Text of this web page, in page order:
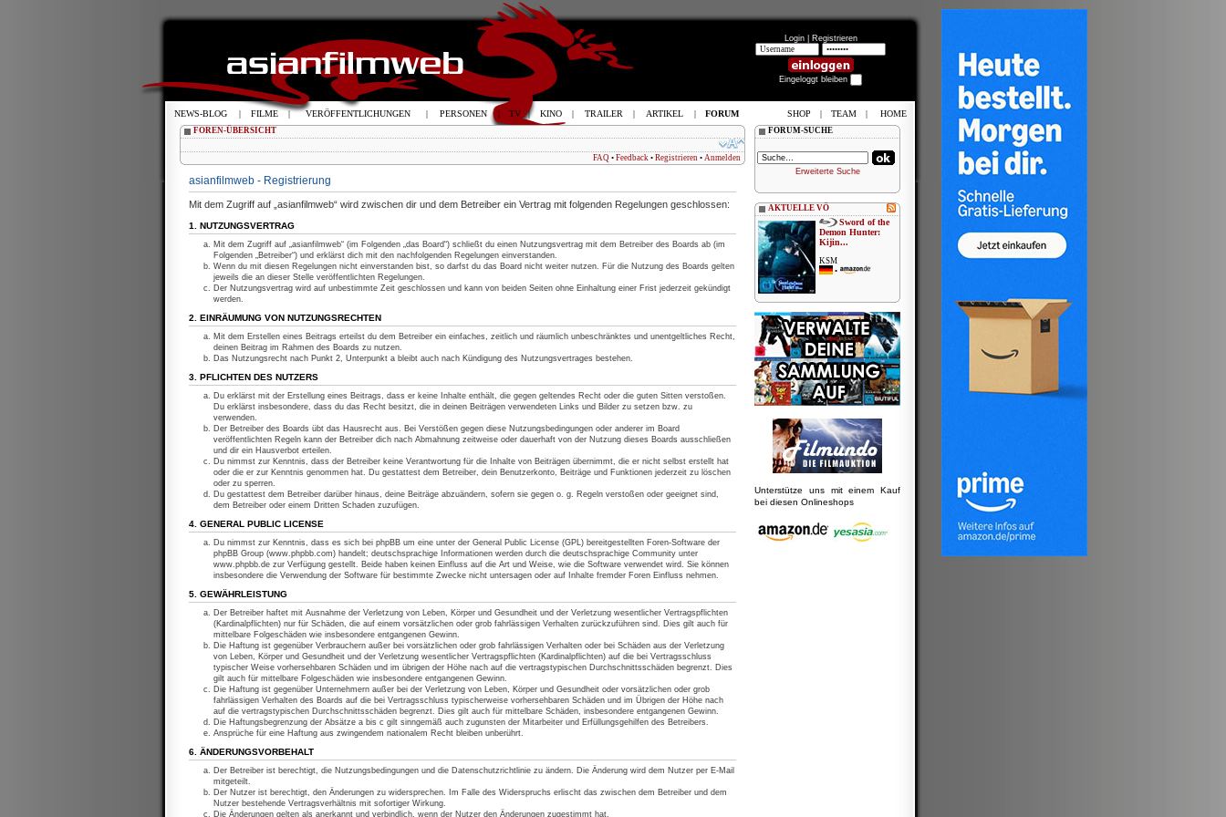
Login | Registrieren
Eingeloggt bleiben
FOREN-ÜBERSICHT
FAQ • Feedback • Registrieren • Anmelden
asianfilmweb - Registrierung
Mit dem Zugriff auf „asianfilmweb“ wird zwischen dir und dem Betreiber ein Vertrag mit folgenden Regelungen geschlossen:
1. NUTZUNGSVERTRAG
Mit dem Zugriff auf „asianfilmweb“ (im Folgenden „das Board“) schließt du einen Nutzungsvertrag mit dem Betreiber des Boards ab (im
Folgenden „Betreiber“) und erklärst dich mit den nachfolgenden Regelungen einverstanden.
Wenn du mit diesen Regelungen nicht einverstanden bist, so darfst du das Board nicht weiter nutzen. Für die Nutzung des Boards gelten
jeweils die an dieser Stelle veröffentlichten Regelungen.
Der Nutzungsvertrag wird auf unbestimmte Zeit geschlossen und kann von beiden Seiten ohne Einhaltung einer Frist jederzeit gekündigt
werden.
2. EINRÄUMUNG VON NUTZUNGSRECHTEN
Mit dem Erstellen eines Beitrags erteilst du dem Betreiber ein einfaches, zeitlich und räumlich unbeschränktes und unentgeltliches Recht,
deinen Beitrag im Rahmen des Boards zu nutzen.
Das Nutzungsrecht nach Punkt 2, Unterpunkt a bleibt auch nach Kündigung des Nutzungsvertrages bestehen.
3. PFLICHTEN DES NUTZERS
Du erklärst mit der Erstellung eines Beitrags, dass er keine Inhalte enthält, die gegen geltendes Recht oder die guten Sitten verstoßen.
Du erklärst insbesondere, dass du das Recht besitzt, die in deinen Beiträgen verwendeten Links und Bilder zu setzen bzw. zu
verwenden.
Der Betreiber des Boards übt das Hausrecht aus. Bei Verstößen gegen diese Nutzungsbedingungen oder anderer im Board
veröffentlichten Regeln kann der Betreiber dich nach Abmahnung zeitweise oder dauerhaft von der Nutzung dieses Boards ausschließen
und dir ein Hausverbot erteilen.
Du nimmst zur Kenntnis, dass der Betreiber keine Verantwortung für die Inhalte von Beiträgen übernimmt, die er nicht selbst erstellt hat
oder die er zur Kenntnis genommen hat. Du gestattest dem Betreiber, dein Benutzerkonto, Beiträge und Funktionen jederzeit zu löschen
oder zu sperren.
Du gestattest dem Betreiber darüber hinaus, deine Beiträge abzuändern, sofern sie gegen o. g. Regeln verstoßen oder geeignet sind,
dem Betreiber oder einem Dritten Schaden zuzufügen.
4. GENERAL PUBLIC LICENSE
Du nimmst zur Kenntnis, dass es sich bei phpBB um eine unter der General Public License (GPL) bereitgestellten Foren-Software der
phpBB Group (www.phpbb.com) handelt; deutschsprachige Informationen werden durch die deutschsprachige Community unter
www.phpbb.de zur Verfügung gestellt. Beide haben keinen Einfluss auf die Art und Weise, wie die Software verwendet wird. Sie können
insbesondere die Verwendung der Software für bestimmte Zwecke nicht untersagen oder auf Inhalte fremder Foren Einfluss nehmen.
5. GEWÄHRLEISTUNG
Der Betreiber haftet mit Ausnahme der Verletzung von Leben, Körper und Gesundheit und der Verletzung wesentlicher Vertragspflichten
(Kardinalpflichten) nur für Schäden, die auf einem vorsätzlichen oder grob fahrlässigen Verhalten zurückzuführen sind. Dies gilt auch für
mittelbare Folgeschäden wie insbesondere entgangenen Gewinn.
Die Haftung ist gegenüber Verbrauchern außer bei vorsätzlichen oder grob fahrlässigen Verhalten oder bei Schäden aus der Verletzung
von Leben, Körper und Gesundheit und der Verletzung wesentlicher Vertragspflichten (Kardinalpflichten) auf die bei Vertragsschluss
typischer Weise vorhersehbaren Schäden und im übrigen der Höhe nach auf die vertragstypischen Durchschnittsschäden begrenzt. Dies
gilt auch für mittelbare Folgeschäden wie insbesondere entgangenen Gewinn.
Die Haftung ist gegenüber Unternehmern außer bei der Verletzung von Leben, Körper und Gesundheit oder vorsätzlichen oder grob
fahrlässigen Verhalten des Boards auf die bei Vertragsschluss typischerweise vorhersehbaren Schäden und im Übrigen der Höhe nach
auf die vertragstypischen Durchschnittsschäden begrenzt. Dies gilt auch für mittelbare Schäden, insbesondere entgangenen Gewinn.
Die Haftungsbegrenzung der Absätze a bis c gilt sinngemäß auch zugunsten der Mitarbeiter und Erfüllungsgehilfen des Betreibers.
Ansprüche für eine Haftung aus zwingendem nationalem Recht bleiben unberührt.
6. ÄNDERUNGSVORBEHALT
Der Betreiber ist berechtigt, die Nutzungsbedingungen und die Datenschutzrichtlinie zu ändern. Die Änderung wird dem Nutzer per E-Mail
mitgeteilt.
Der Nutzer ist berechtigt, den Änderungen zu widersprechen. Im Falle des Widerspruchs erlischt das zwischen dem Betreiber und dem
Nutzer bestehende Vertragsverhältnis mit sofortiger Wirkung.
Die Änderungen gelten als anerkannt und verbindlich, wenn der Nutzer den Änderungen zugestimmt hat.
FORUM-SUCHE
Erweiterte Suche
AKTUELLE VÖ
Sword of the
Demon Hunter:
Kijin...
KSM
•
Unterstütze uns mit einem Kauf
bei diesen Onlineshops
NEWS-BLOG | FILME | VERÖFFENTLICHUNGEN | PERSONEN | TV | KINO | TRAILER | ARTIKEL | FORUM SHOP | TEAM | HOME